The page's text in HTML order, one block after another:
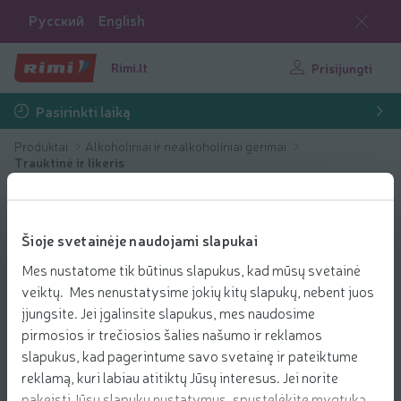
Šioje svetainėje naudojami slapukai
Mes nustatome tik būtinus slapukus, kad mūsų svetainė
veiktų. Mes nenustatysime jokių kitų slapukų, nebent juos
įjungsite. Jei įgalinsite slapukus, mes naudosime
pirmosios ir trečiosios šalies našumo ir reklamos
slapukus, kad pagerintume savo svetainę ir pateiktume
reklamą, kuri labiau atitiktų Jūsų interesus. Jei norite
Русский English
Rimi.lt Prisijungti
Pasirinkti laiką
Produktai
Alkoholiniai ir nealkoholiniai gėrimai
Trauktinė ir likeris